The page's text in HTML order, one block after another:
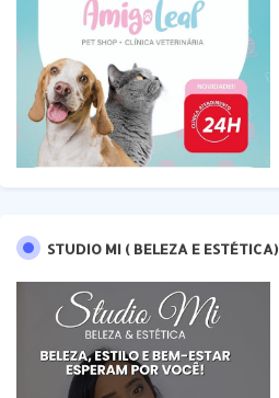
STUDIO MI ( BELEZA E ESTÉTICA)